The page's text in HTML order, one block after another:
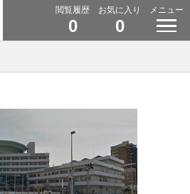
閲覧履歴
0
お気に入り
0
メニュー